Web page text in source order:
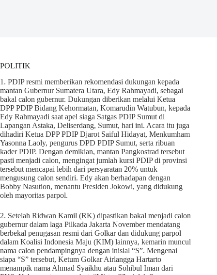
POLITIK
1. PDIP resmi memberikan rekomendasi dukungan kepada
mantan Gubernur Sumatera Utara, Edy Rahmayadi, sebagai
bakal calon gubernur. Dukungan diberikan melalui Ketua
DPP PDIP Bidang Kehormatan, Komarudin Watubun, kepada
Edy Rahmayadi saat apel siaga Satgas PDIP Sumut di
Lapangan Astaka, Deliserdang, Sumut, hari ini. Acara itu juga
dihadiri Ketua DPP PDIP Djarot Saiful Hidayat, Menkumham
Yasonna Laoly, pengurus DPD PDIP Sumut, serta ribuan
kader PDIP. Dengan demikian, mantan Pangkostrad tersebut
pasti menjadi calon, mengingat jumlah kursi PDIP di provinsi
tersebut mencapai lebih dari persyaratan 20% untuk
mengusung calon sendiri. Edy akan berhadapan dengan
Bobby Nasution, menantu Presiden Jokowi, yang didukung
oleh mayoritas parpol.
2. Setelah Ridwan Kamil (RK) dipastikan bakal menjadi calon
gubernur dalam laga Pilkada Jakarta November mendatang
berbekal penugasan resmi dari Golkar dan didukung parpol
dalam Koalisi Indonesia Maju (KIM) lainnya, kemarin muncul
nama calon pendampingnya dengan inisial “S”. Mengenai
siapa “S” tersebut, Ketum Golkar Airlangga Hartarto
menampik nama Ahmad Syaikhu atau Sohibul Iman dari